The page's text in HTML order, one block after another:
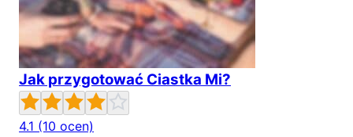
Jak przygotować Ciastka Mi?
4.1 (10 ocen)